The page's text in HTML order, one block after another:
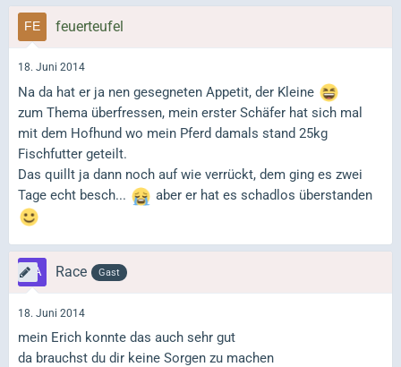
feuerteufel
18. Juni 2014
Na da hat er ja nen gesegneten Appetit, der Kleine
zum Thema überfressen, mein erster Schäfer hat sich mal
mit dem Hofhund wo mein Pferd damals stand 25kg
Fischfutter geteilt.
Das quillt ja dann noch auf wie verrückt, dem ging es zwei
Tage echt besch...
aber er hat es schadlos überstanden
Race Gast
18. Juni 2014
mein Erich konnte das auch sehr gut
da brauchst du dir keine Sorgen zu machen